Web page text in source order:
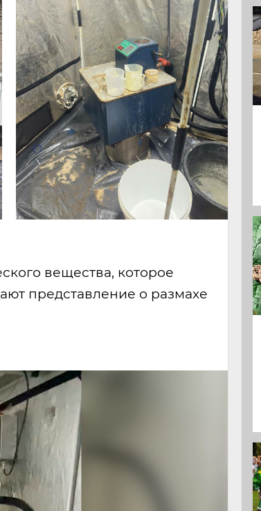
вещества, которое
представление о размахе